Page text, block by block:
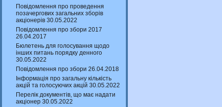
Повідомлення про проведення
позачергових загальних зборів
акціонерів 30.05.2022
Повідомлення про збори 2017
26.04.2017
Бюлетень для голосування щодо
інших питань порядку денного
30.05.2022
Повідомлення про збори 26.04.2018
Інформація про загальну кількість
акцій та голосуючих акцій 30.05.2022
Перелік документів, що має надати
акціонер 30.05.2022